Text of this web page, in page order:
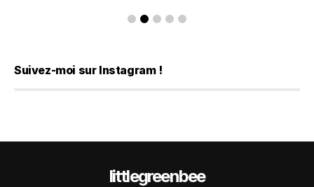
Suivez-moi sur Instagram !
littlegreenbee